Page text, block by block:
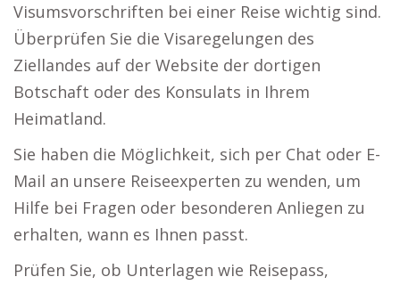
Visumsvorschriften bei einer Reise wichtig sind.
Überprüfen Sie die Visaregelungen des
Ziellandes auf der Website der dortigen
Botschaft oder des Konsulats in Ihrem
Heimatland.
Sie haben die Möglichkeit, sich per Chat oder E-
Mail an unsere Reiseexperten zu wenden, um
Hilfe bei Fragen oder besonderen Anliegen zu
erhalten, wann es Ihnen passt.
Prüfen Sie, ob Unterlagen wie Reisepass,